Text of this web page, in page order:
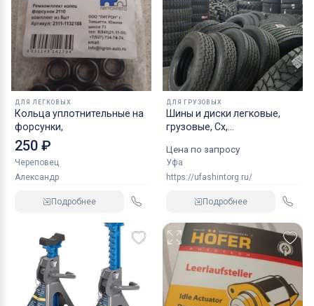
ДЛЯ ЛЕГКОВЫХ
Кольца уплотнительные на
форсунки,
250 ₽
Череповец
Александр
Подробнее
ДЛЯ ГРУЗОВЫХ
Шины и диски легковые,
грузовые, Сх,
Цена по запросу
Уфа
https://ufashintorg.ru/
Подробнее